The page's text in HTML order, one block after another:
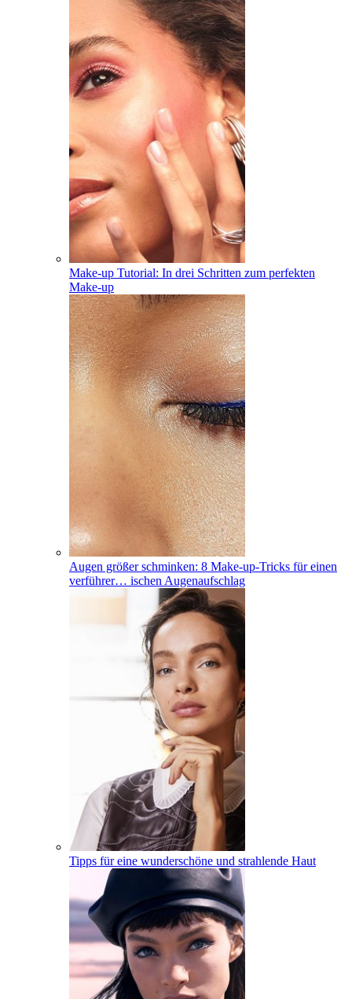
Make-up Tutorial: In drei Schritten zum perfekten
Make-up
Augen größer schminken: 8 Make-up-Tricks für einen
verführer… ischen Augenaufschlag
Tipps für eine wunderschöne und strahlende Haut